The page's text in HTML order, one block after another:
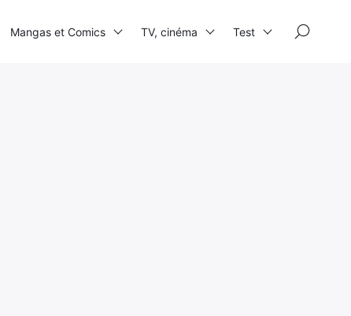
Mangas et Comics TV, cinéma Test